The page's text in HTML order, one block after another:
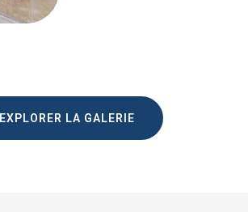
EXPLORER LA GALERIE